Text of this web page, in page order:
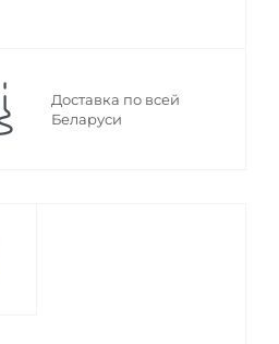
Доставка по всей
Беларуси